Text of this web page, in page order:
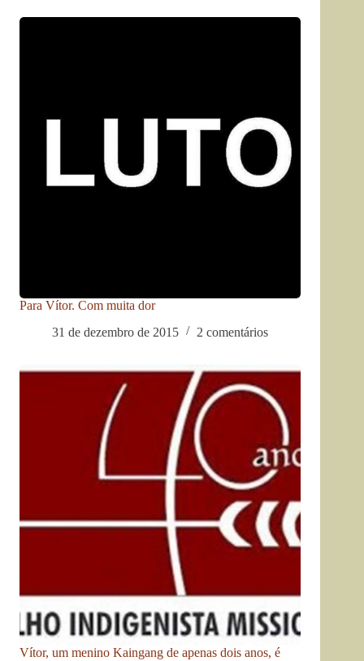
Para Vítor. Com muita dor
31 de dezembro de 2015
2 comentários
Vítor, um menino Kaingang de apenas dois anos, é